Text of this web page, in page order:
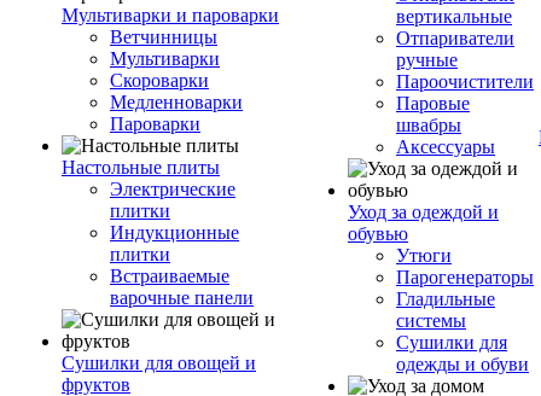
Мультиварки и пароварки
Ветчинницы
Мультиварки
Скороварки
Медленноварки
Пароварки
Настольные плиты
Электрические
плитки
Индукционные
плитки
Встраиваемые
варочные панели
Сушилки для овощей и
фруктов
вертикальные
Отпариватели
ручные
Пароочистители
Паровые
швабры
Аксессуары
Уход за одеждой и
обувью
Утюги
Парогенераторы
Гладильные
системы
Сушилки для
одежды и обуви